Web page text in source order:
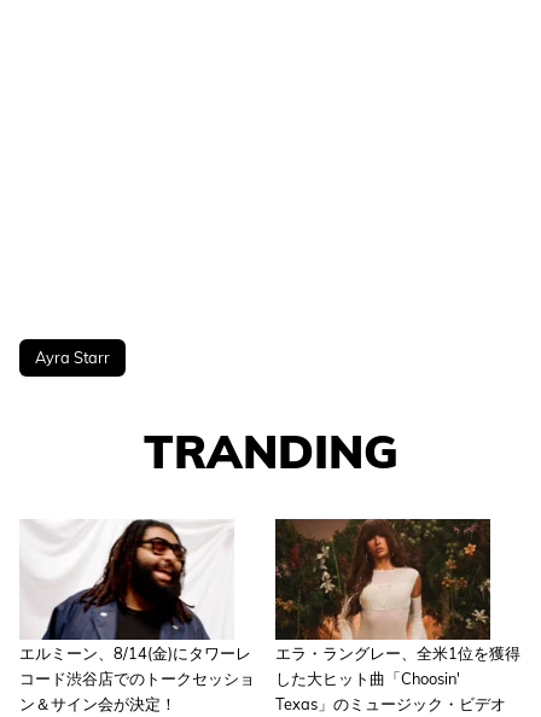
Ayra Starr
TRANDING
エルミーン、8/14(金)にタワーレ
コード渋谷店でのトークセッショ
ン＆サイン会が決定！
エラ・ラングレー、全米1位を獲得
した大ヒット曲「Choosin'
Texas」のミュージック・ビデオ